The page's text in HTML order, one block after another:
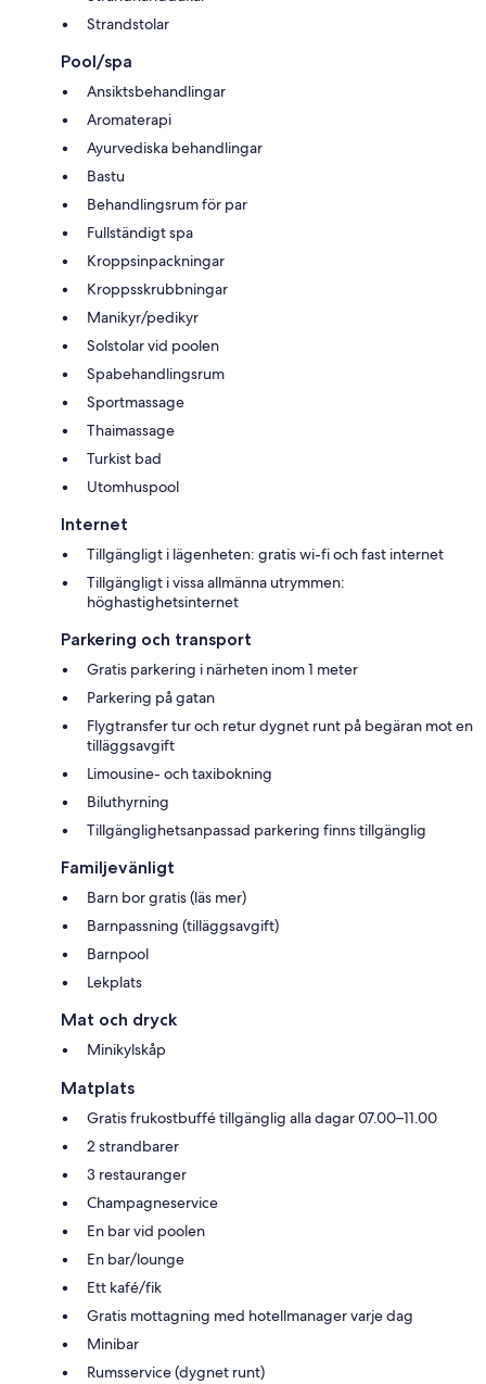
Strandstolar
Pool/spa
Ansiktsbehandlingar
Aromaterapi
Ayurvediska behandlingar
Bastu
Behandlingsrum för par
Fullständigt spa
Kroppsinpackningar
Kroppsskrubbningar
Manikyr/pedikyr
Solstolar vid poolen
Spabehandlingsrum
Sportmassage
Thaimassage
Turkist bad
Utomhuspool
Internet
Tillgängligt i lägenheten: gratis wi-fi och fast internet
Tillgängligt i vissa allmänna utrymmen:
höghastighetsinternet
Parkering och transport
Gratis parkering i närheten inom 1 meter
Parkering på gatan
Flygtransfer tur och retur dygnet runt på begäran mot en
tilläggsavgift
Limousine- och taxibokning
Biluthyrning
Tillgänglighetsanpassad parkering finns tillgänglig
Familjevänligt
Barn bor gratis (läs mer)
Barnpassning (tilläggsavgift)
Barnpool
Lekplats
Mat och dryck
Minikylskåp
Matplats
Gratis frukostbuffé tillgänglig alla dagar 07.00–11.00
2 strandbarer
3 restauranger
Champagneservice
En bar vid poolen
En bar/lounge
Ett kafé/fik
Gratis mottagning med hotellmanager varje dag
Minibar
Rumsservice (dygnet runt)